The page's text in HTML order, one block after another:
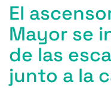
El
Mayor se
de las
junto a la